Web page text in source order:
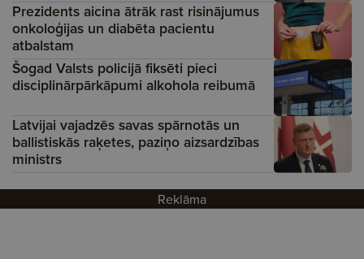
Prezidents aicina ātrāk rast risinājumus
onkoloģijas un diabēta pacientu
atbalstam
Šogad Valsts policijā fiksēti pieci
disciplinārpārkāpumi alkohola reibumā
Latvijai vajadzēs savas spārnotās un
ballistiskās raķetes, paziņo aizsardzības
ministrs
Reklāma